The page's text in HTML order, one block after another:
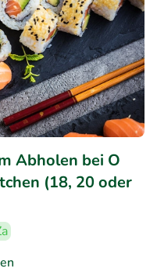
Abholen bei O
(18, 20 oder